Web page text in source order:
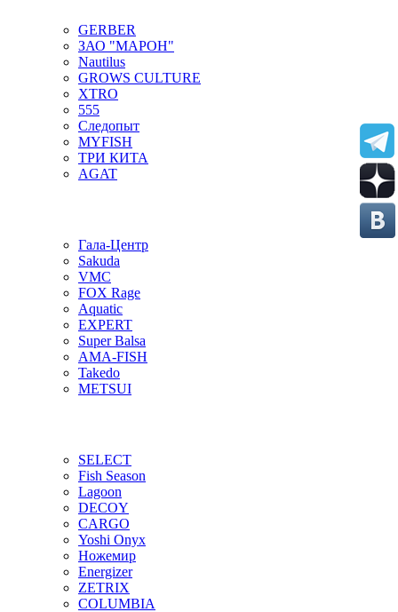
GERBER
ЗАО "МАРОН"
Nautilus
GROWS CULTURE
XTRO
555
Следопыт
MYFISH
ТРИ КИТА
AGAT
Гала-Центр
Sakuda
VMC
FOX Rage
Aquatic
EXPERT
Super Balsa
AMA-FISH
Takedo
METSUI
SELECT
Fish Season
Lagoon
DECOY
CARGO
Yoshi Onyx
Ножемир
Energizer
ZETRIX
COLUMBIA